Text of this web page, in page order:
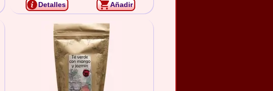
Detalles Añadir